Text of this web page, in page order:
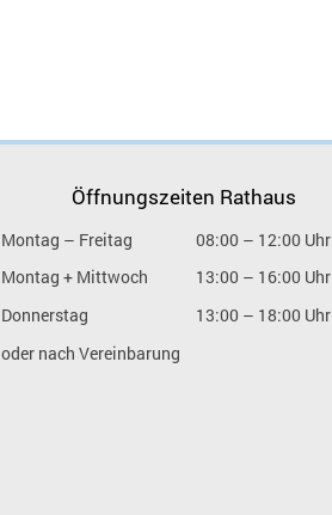
Öffnungszeiten Rathaus
Montag – Freitag
08:00 – 12:00 Uhr
Montag + Mittwoch
13:00 – 16:00 Uhr
Donnerstag
13:00 – 18:00 Uhr
oder nach Vereinbarung